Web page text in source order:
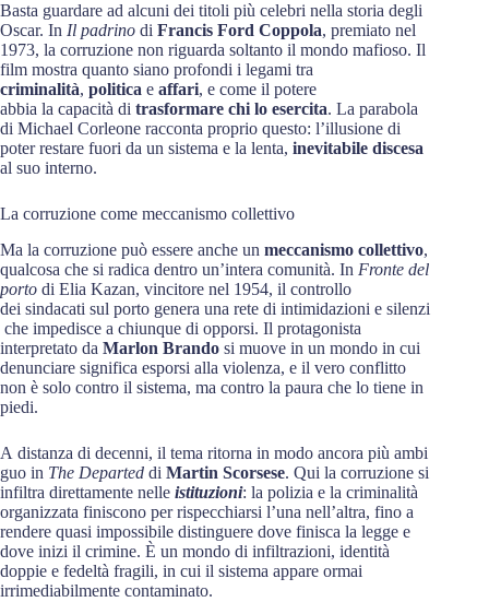
Basta guardare ad alcuni dei titoli più celebri nella storia degli
Oscar. In Il padrino di Francis Ford Coppola, premiato nel
1973, la corruzione non riguarda soltanto il mondo mafioso. Il
film mostra quanto siano profondi i legami tra
criminalità, politica e affari, e come il potere
abbia la capacità di trasformare chi lo esercita. La parabola
di Michael Corleone racconta proprio questo: l’illusione di
poter restare fuori da un sistema e la lenta, inevitabile discesa
al suo interno.
La corruzione come meccanismo collettivo
Ma la corruzione può essere anche un meccanismo collettivo,
qualcosa che si radica dentro un’intera comunità. In Fronte del
porto di Elia Kazan, vincitore nel 1954, il controllo
dei sindacati sul porto genera una rete di intimidazioni e silenzi
che impedisce a chiunque di opporsi. Il protagonista
interpretato da Marlon Brando si muove in un mondo in cui
denunciare significa esporsi alla violenza, e il vero conflitto
non è solo contro il sistema, ma contro la paura che lo tiene in
piedi.
A distanza di decenni, il tema ritorna in modo ancora più ambi
guo in The Departed di Martin Scorsese. Qui la corruzione si
infiltra direttamente nelle istituzioni: la polizia e la criminalità
organizzata finiscono per rispecchiarsi l’una nell’altra, fino a
rendere quasi impossibile distinguere dove finisca la legge e
dove inizi il crimine. È un mondo di infiltrazioni, identità
doppie e fedeltà fragili, in cui il sistema appare ormai
irrimediabilmente contaminato.